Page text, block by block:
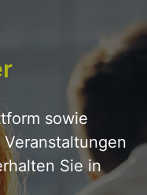
sowie
Sie in